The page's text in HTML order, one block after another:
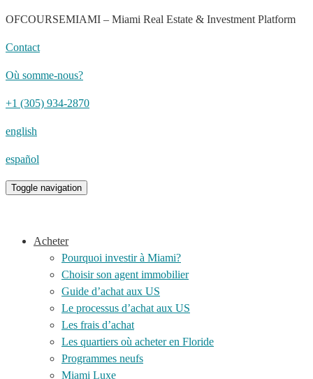
OFCOURSEMIAMI – Miami Real Estate & Investment Platform
Contact
Où somme-nous?
+1 (305) 934-2870
english
español
Toggle navigation
Acheter
Pourquoi investir à Miami?
Choisir son agent immobilier
Guide d’achat aux US
Le processus d’achat aux US
Les frais d’achat
Les quartiers où acheter en Floride
Programmes neufs
Miami Luxe